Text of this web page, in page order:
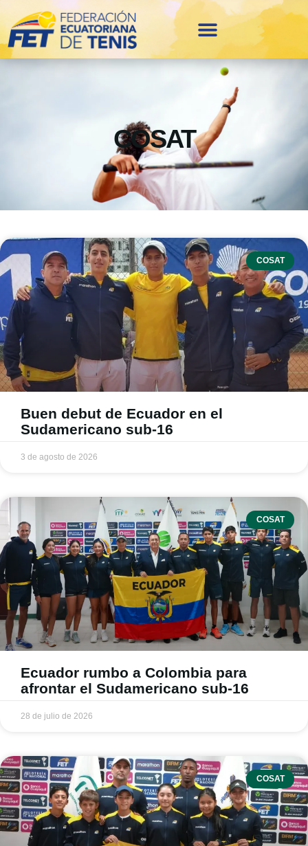
COSAT
COSAT
Buen debut de Ecuador en el
Sudamericano sub-16
3 de agosto de 2026
COSAT
Ecuador rumbo a Colombia para
afrontar el Sudamericano sub-16
28 de julio de 2026
COSAT